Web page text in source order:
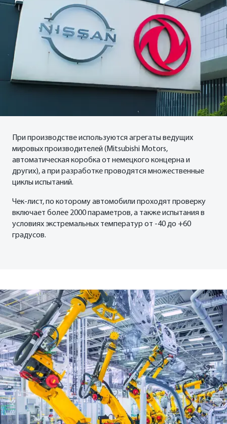
ФИНАНСЫ И КРЕДИТ
Кредитные программы
Рассчитать кредит
Страхование
При производстве используются агрегаты ведущих
мировых производителей (Mitsubishi Motors,
автоматическая коробка от немецкого концерна и
других), а при разработке проводятся множественные
циклы испытаний.
Чек-лист, по которому автомобили проходят проверку
включает более 2000 параметров, а также испытания в
условиях экстремальных температур от -40 до +60
градусов.